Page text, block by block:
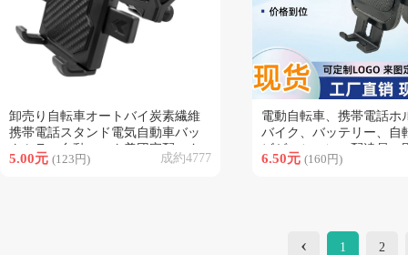
類似商品
卸売り自転車オートバイ炭素繊維
携帯電話スタンド電気自動車バッ
クミラー自動ロック美団宅配スタ
ンド
5.00元 (123円) 成約4777
類似商品
電動自転車、携帯電話ホ
バイク、バッテリー、自
ビゲーション、配達員、
帯電話ホルダー、車載
6.50元 (160円)
‹ 1 2